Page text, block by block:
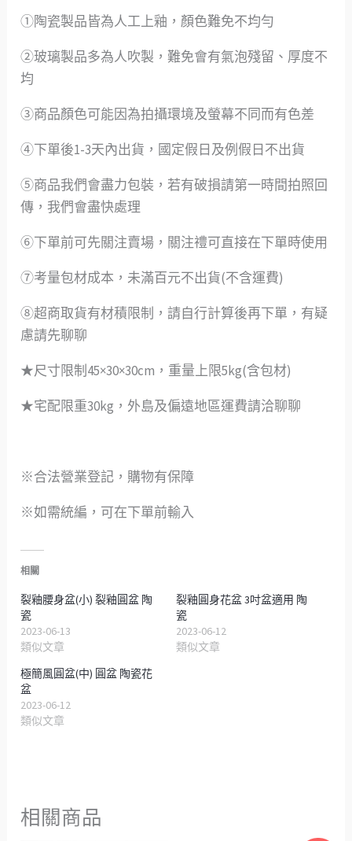
①陶瓷製品皆為人工上釉，顏色難免不均勻
②玻璃製品多為人吹製，難免會有氣泡殘留、厚度不
均
③商品顏色可能因為拍攝環境及螢幕不同而有色差
④下單後1-3天內出貨，國定假日及例假日不出貨
⑤商品我們會盡力包裝，若有破損請第一時間拍照回
傳，我們會盡快處理
⑥下單前可先關注賣場，關注禮可直接在下單時使用
⑦考量包材成本，未滿百元不出貨(不含運費)
⑧超商取貨有材積限制，請自行計算後再下單，有疑
慮請先聊聊
★尺寸限制45×30×30cm，重量上限5kg(含包材)
★宅配限重30kg，外島及偏遠地區運費請洽聊聊
※合法營業登記，購物有保障
※如需統編，可在下單前輸入
相關
裂釉腰身盆(小) 裂釉圓盆 陶
瓷
2023-06-13
類似文章
裂釉圓身花盆 3吋盆適用 陶
瓷
2023-06-12
類似文章
極簡風圓盆(中) 圓盆 陶瓷花
盆
2023-06-12
類似文章
相關商品